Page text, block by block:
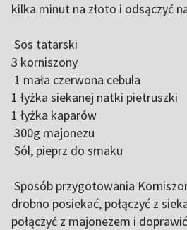
kilka minut na złoto i odsączyć
Sos tatarski
3 korniszony
1 mała czerwona cebula
1 łyżka siekanej natki pietruszki
1 łyżka kaparów
300g majonezu
Sól, pieprz do smaku
Sposób przygotowania
drobno posiekać, połączyć z
połączyć z majonezem i